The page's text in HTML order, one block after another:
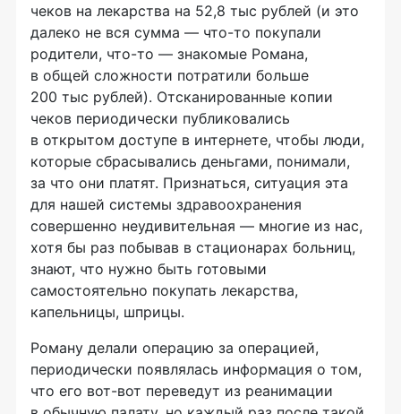
чеков на лекарства на 52,8 тыс рублей (и это
далеко не вся сумма — что-то покупали
родители, что-то — знакомые Романа,
в общей сложности потратили больше
200 тыс рублей). Отсканированные копии
чеков периодически публиковались
в открытом доступе в интернете, чтобы люди,
которые сбрасывались деньгами, понимали,
за что они платят. Признаться, ситуация эта
для нашей системы здравоохранения
совершенно неудивительная — многие из нас,
хотя бы раз побывав в стационарах больниц,
знают, что нужно быть готовыми
самостоятельно покупать лекарства,
капельницы, шприцы.
Роману делали операцию за операцией,
периодически появлялась информация о том,
что его вот-вот переведут из реанимации